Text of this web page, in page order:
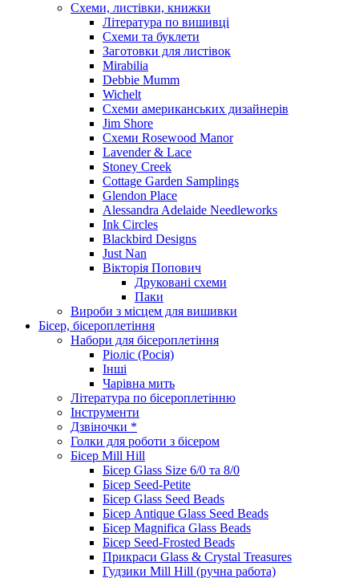
Схеми, листівки, книжки
Література по вишивці
Схеми та буклети
Заготовки для листівок
Mirabilia
Debbie Mumm
Wichelt
Схеми американських дизайнерів
Jim Shore
Cхеми Rosewood Manor
Lavender & Lace
Stoney Creek
Cottage Garden Samplings
Glendon Place
Alessandra Adelaide Needleworks
Ink Circles
Blackbird Designs
Just Nan
Вікторія Попович
Друковані схеми
Паки
Вироби з місцем для вишивки
Бісер, бісероплетіння
Набори для бісероплетіння
Ріоліс (Росія)
Інші
Чарівна мить
Література по бісероплетінню
Інструменти
Дзвіночки *
Голки для роботи з бісером
Бісер Mill Hill
Бісер Glass Size 6/0 та 8/0
Бісер Seed-Petite
Бісер Glass Seed Beads
Бісер Antique Glass Seed Beads
Бісер Magnifica Glass Beads
Бісер Seed-Frosted Beads
Прикраси Glass & Crystal Treasures
Гудзики Mill Hill (ручна работа)